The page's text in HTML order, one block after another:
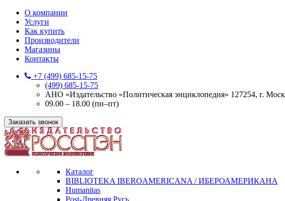
О компании
Услуги
Как купить
Производители
Магазины
Контакты
+7 (499) 685-15-75
(499) 685-15-75
АНО «Издательство «Политическая энциклопедия» 127254, г.
09.00 – 18.00 (пн–пт)
Заказать звонок
Каталог
BIBLIOTEKA IBEROAMERICANA / ИБЕРОАМЕРИКАНА
Humanitas
Post-Древняя Русь